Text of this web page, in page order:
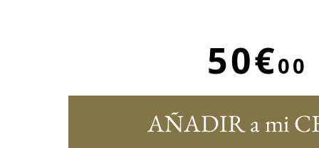
50€00
AÑADIR a mi